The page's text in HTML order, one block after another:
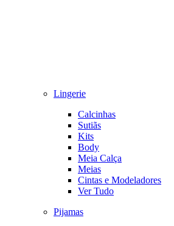
Lingerie
Calcinhas
Sutiãs
Kits
Body
Meia Calça
Meias
Cintas e Modeladores
Ver Tudo
Pijamas